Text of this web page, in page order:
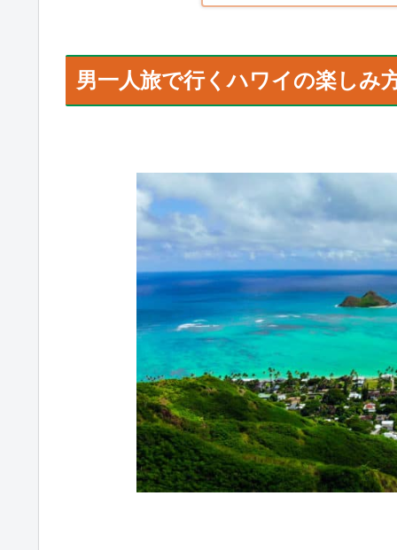
男一人旅で行くハワイの楽しみ